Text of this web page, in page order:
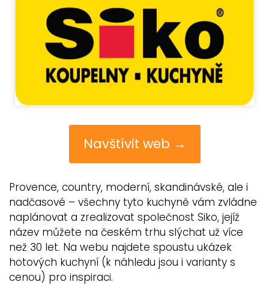
Navštívit web →
Provence, country, moderní, skandinávské, ale i
nadčasové – všechny tyto kuchyně vám zvládne
naplánovat a zrealizovat společnost Siko, jejíž
název můžete na českém trhu slýchat už více
než 30 let. Na webu najdete spoustu ukázek
hotových kuchyní (k náhledu jsou i varianty s
cenou) pro inspiraci.